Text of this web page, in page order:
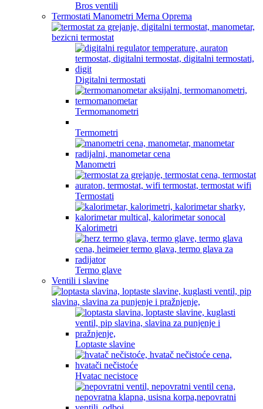
Bros ventili
Termostati Manometri Merna Oprema
Digitalni termostati
Termomanometri
Termometri
Manometri
Termostati
Kalorimetri
Termo glave
Ventili i slavine
Loptaste slavine
Hvatac necistoce